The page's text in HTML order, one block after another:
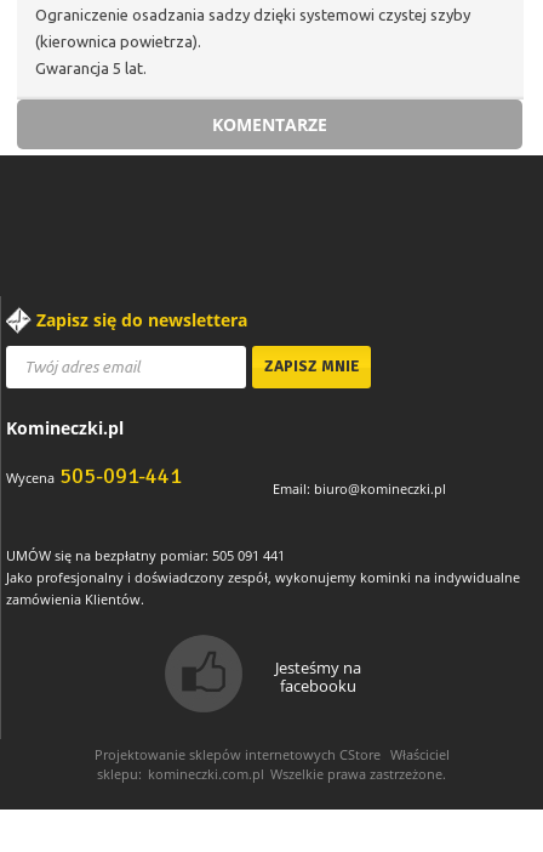
Ograniczenie osadzania sadzy dzięki systemowi czystej szyby
(kierownica powietrza).
Gwarancja 5 lat.
KOMENTARZE
Zapisz się do newslettera
Komineczki.pl
Wycena 505-091-441 Email: biuro@komineczki.pl
UMÓW się na bezpłatny pomiar: 505 091 441
Jako profesjonalny i doświadczony zespół, wykonujemy kominki na indywidualne
zamówienia Klientów.
Jesteśmy na
facebooku
Projektowanie sklepów internetowych CStore Właściciel
sklepu: komineczki.com.pl Wszelkie prawa zastrzeżone.